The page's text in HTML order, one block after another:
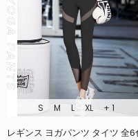
S M L XL + 1
レギンス ヨガパンツ タイツ 全